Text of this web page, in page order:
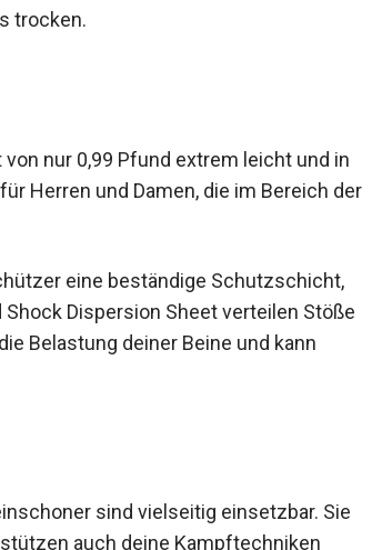
trocken.
nur 0,99 Pfund extrem leicht und in
Herren und Damen, die im Bereich
eine beständige Schutzschicht,
Dispersion Sheet verteilen
die Belastung deiner Beine und
sind vielseitig einsetzbar. Sie
auch deine Kampftechniken